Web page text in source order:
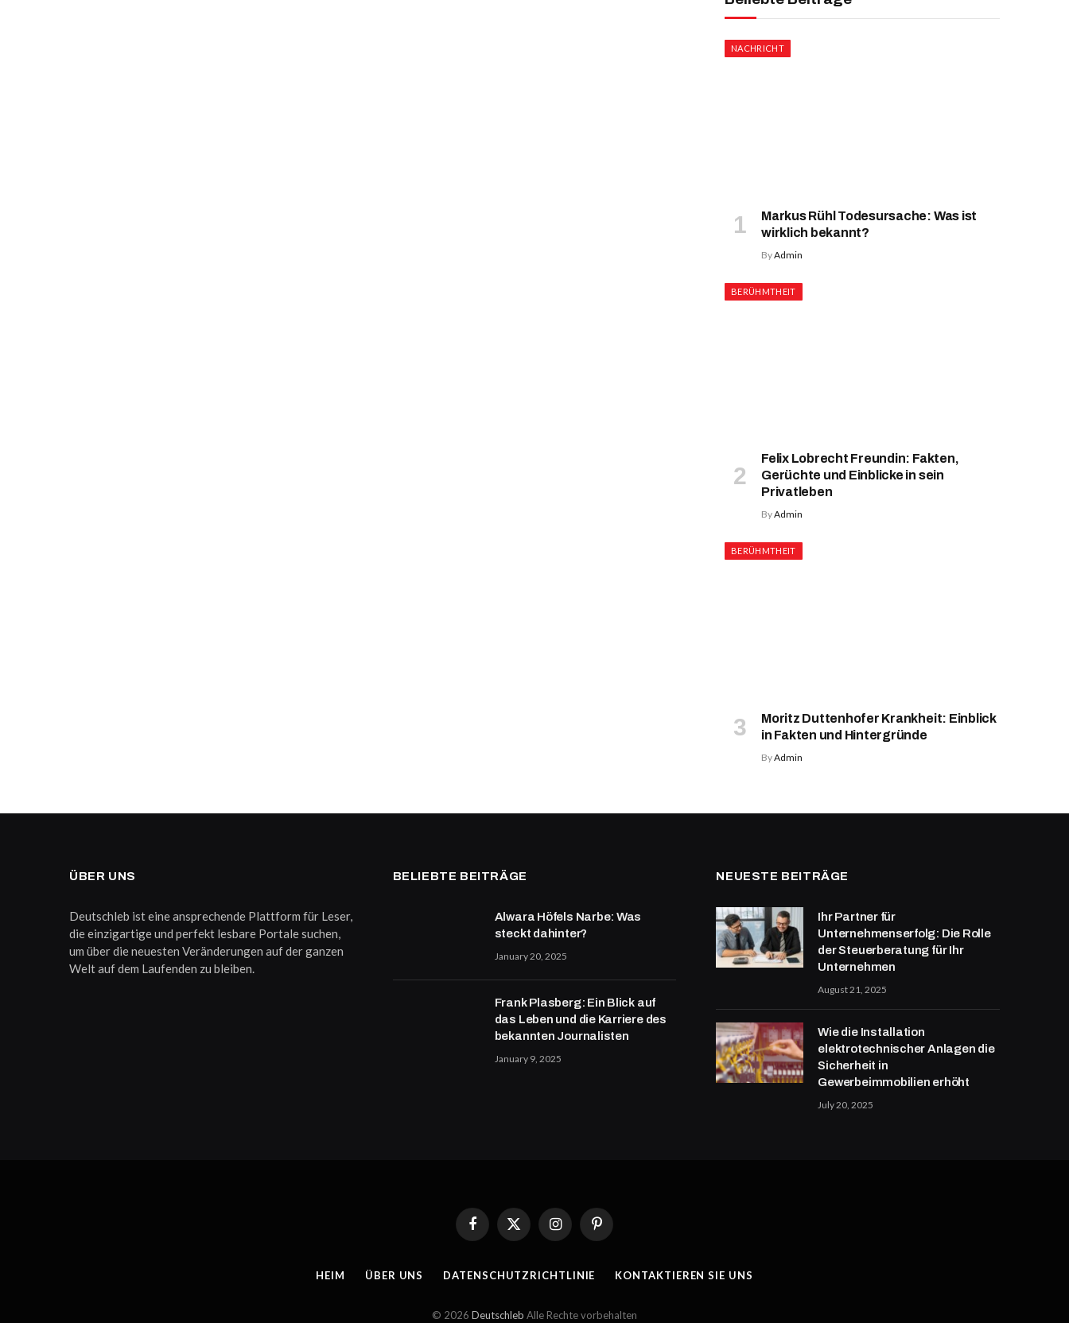
NACHRICHT
Markus Rühl Todesursache: Was ist
wirklich bekannt?
ByAdmin
BERÜHMTHEIT
Felix Lobrecht Freundin: Fakten,
Gerüchte und Einblicke in sein
Privatleben
ByAdmin
BERÜHMTHEIT
Moritz Duttenhofer Krankheit: Einblick
in Fakten und Hintergründe
ByAdmin
ÜBER UNS
Deutschleb ist eine ansprechende Plattform für Leser,
die einzigartige und perfekt lesbare Portale suchen,
um über die neuesten Veränderungen auf der ganzen
Welt auf dem Laufenden zu bleiben.
BELIEBTE BEITRÄGE
Alwara Höfels Narbe: Was
steckt dahinter?
January 20, 2025
Frank Plasberg: Ein Blick auf
das Leben und die Karriere des
bekannten Journalisten
January 9, 2025
NEUESTE BEITRÄGE
Ihr Partner für
Unternehmenserfolg: Die Rolle
der Steuerberatung für Ihr
Unternehmen
August 21, 2025
Wie die Installation
elektrotechnischer Anlagen die
Sicherheit in
Gewerbeimmobilien erhöht
July 20, 2025
FacebookX
(Twitter)
InstagramPinterest
HEIM ÜBER UNS DATENSCHUTZRICHTLINIE KONTAKTIEREN SIE UNS
© 2026 Deutschleb Alle Rechte vorbehalten